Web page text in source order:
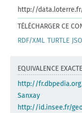
http://data.loterre.fr/
TÉLÉCHARGER CE
RDF/XML TURTLE
EQUIVALENCE EXACTE
http://
Sanxay
http://id.insee.fr/